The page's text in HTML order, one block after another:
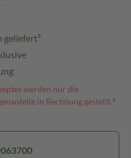
geliefert³
werden nur die
in Rechnung gestellt.⁴